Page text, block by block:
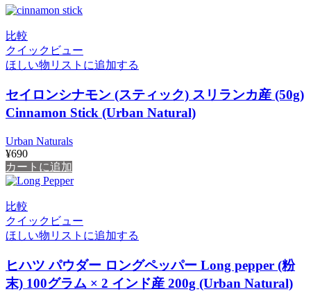
比較
クイックビュー
ほしい物リストに追加する
セイロンシナモン (スティック) スリランカ産 (50g)
Cinnamon Stick (Urban Natural)
Urban Naturals
¥690
カートに追加
比較
クイックビュー
ほしい物リストに追加する
ヒハツ パウダー ロングペッパー Long pepper (粉
末) 100グラム × 2 インド産 200g (‎Urban Natural)